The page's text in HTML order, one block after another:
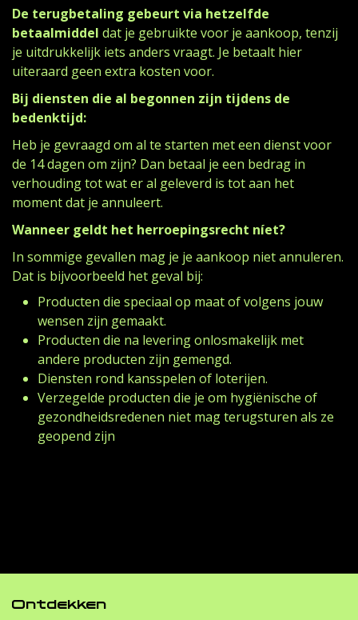
De terugbetaling gebeurt via hetzelfde
betaalmiddel dat je gebruikte voor je aankoop, tenzij
je uitdrukkelijk iets anders vraagt. Je betaalt hier
uiteraard geen extra kosten voor.
Bij diensten die al begonnen zijn tijdens de
bedenktijd:
Heb je gevraagd om al te starten met een dienst voor
de 14 dagen om zijn? Dan betaal je een bedrag in
verhouding tot wat er al geleverd is tot aan het
moment dat je annuleert.
Wanneer geldt het herroepingsrecht níet?
In sommige gevallen mag je je aankoop niet annuleren.
Dat is bijvoorbeeld het geval bij:
Producten die speciaal op maat of volgens jouw
wensen zijn gemaakt.
Producten die na levering onlosmakelijk met
andere producten zijn gemengd.
Diensten rond kansspelen of loterijen.
Verzegelde producten die je om hygiënische of
gezondheidsredenen niet mag terugsturen als ze
geopend zijn
Ontdekken